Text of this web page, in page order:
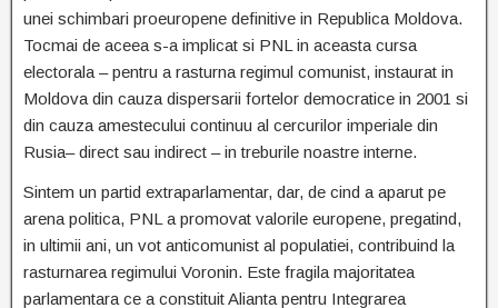
unei schimbari proeuropene definitive in Republica Moldova.
Tocmai de aceea s-a implicat si PNL in aceasta cursa
electorala – pentru a rasturna regimul comunist, instaurat in
Moldova din cauza dispersarii fortelor democratice in 2001 si
din cauza amestecului continuu al cercurilor imperiale din
Rusia– direct sau indirect – in treburile noastre interne.
Sintem un partid extraparlamentar, dar, de cind a aparut pe
arena politica, PNL a promovat valorile europene, pregatind,
in ultimii ani, un vot anticomunist al populatiei, contribuind la
rasturnarea regimului Voronin. Este fragila majoritatea
parlamentara ce a constituit Alianta pentru Integrarea